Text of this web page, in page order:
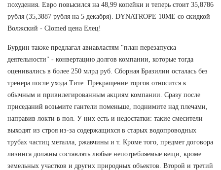
похудения. Евро повысился на 48,99 копейки и теперь стоит 35,8786
рубля (35,3887 рубля на 5 декабря). DYNATROPE 10ME со скидкой
Волжский - Clomed цена Елец!
Бурдин также предлагал авиавластям "план перезапуска
деятельности" - конвертацию долгов компании, которые тогда
оценивались в более 250 млрд руб. Сборная Бразилии осталась без
тренера после ухода Тите. Прекращение торгов относится к
обычным и привилегированным акциям компании. Сразу после
приседаний возьмите гантели поменьше, поднимите над плечами,
направив локти в пол. У них есть и недостатки: такие смесители
выходят из строя из-за содержащихся в старых водопроводных
трубах частиц металла, ржавчины и т. Кроме того, предмет договора
лизинга должны составлять любые непотребляемые вещи, кроме
земельных участков и других природных объектов. Второй и третий